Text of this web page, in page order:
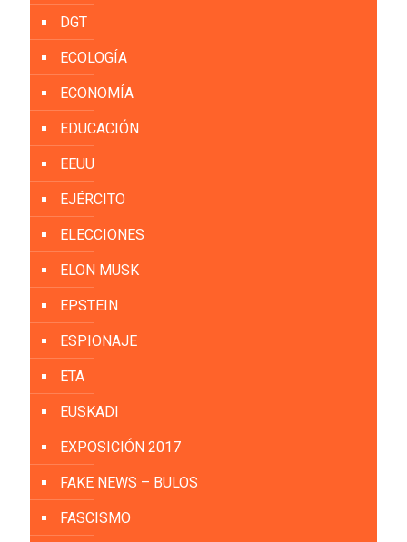
DGT
ECOLOGÍA
ECONOMÍA
EDUCACIÓN
EEUU
EJÉRCITO
ELECCIONES
ELON MUSK
EPSTEIN
ESPIONAJE
ETA
EUSKADI
EXPOSICIÓN 2017
FAKE NEWS – BULOS
FASCISMO